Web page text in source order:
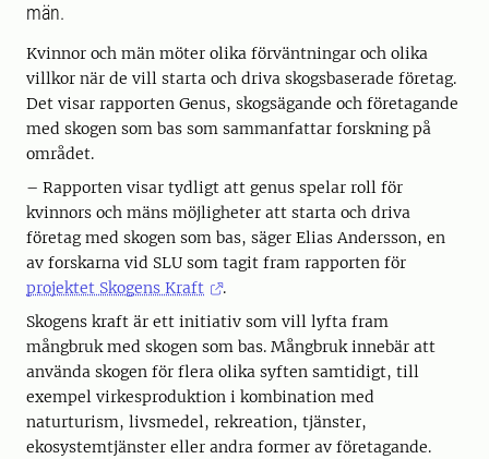
män.
Kvinnor och män möter olika förväntningar och olika
villkor när de vill starta och driva skogsbaserade företag.
Det visar rapporten Genus, skogsägande och företagande
med skogen som bas som sammanfattar forskning på
området.
– Rapporten visar tydligt att genus spelar roll för
kvinnors och mäns möjligheter att starta och driva
företag med skogen som bas, säger Elias Andersson, en
av forskarna vid SLU som tagit fram rapporten för
projektet Skogens Kraft
.
Skogens kraft är ett initiativ som vill lyfta fram
mångbruk med skogen som bas. Mångbruk innebär att
använda skogen för flera olika syften samtidigt, till
exempel virkesproduktion i kombination med
naturturism, livsmedel, rekreation, tjänster,
ekosystemtjänster eller andra former av företagande.